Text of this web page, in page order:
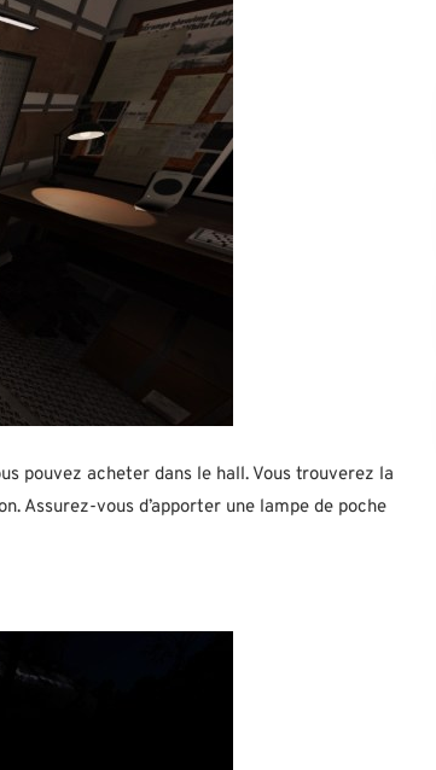
pouvez acheter dans le hall. Vous trouverez la
Assurez-vous d’apporter une lampe de poche